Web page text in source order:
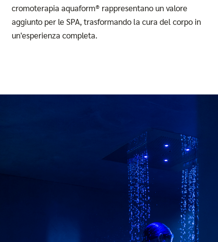
cromoterapia aquaform® rappresentano un valore
aggiunto per le SPA, trasformando la cura del corpo in
un'esperienza completa.